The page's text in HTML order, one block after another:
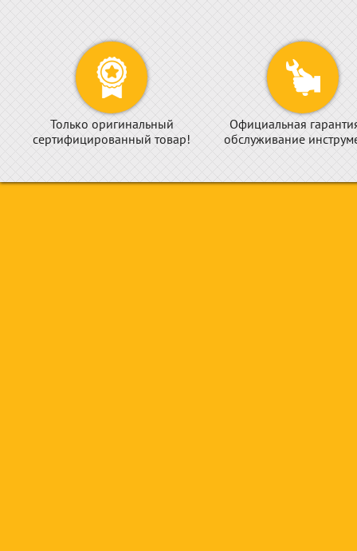
Только оригинальный
сертифицированный товар!
Официальная
обслуживание